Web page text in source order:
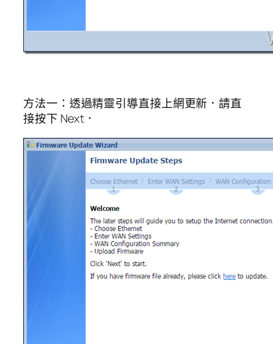
方法一：透過精靈引導直接上網更新．請直
接按下 Next．